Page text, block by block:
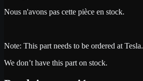
Nous n'avons pas cette pièce en stock.
Note: This part needs to be ordered at Tesla.
We don’t have this part on stock.